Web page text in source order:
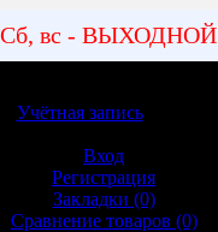
Сб, вс - ВЫХОДНОЙ
Учётная запись
Вход
Регистрация
Закладки (0)
Сравнение товаров (0)